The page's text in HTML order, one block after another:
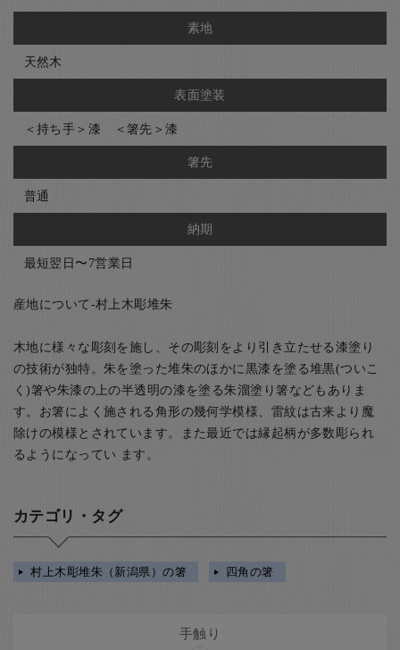
素地
天然木
表面塗装
＜持ち手＞漆 ＜箸先＞漆
箸先
普通
納期
最短翌日〜7営業日
産地について-村上木彫堆朱
木地に様々な彫刻を施し、その彫刻をより引き立たせる漆塗り
の技術が独特。朱を塗った堆朱のほかに黒漆を塗る堆黒(ついこ
く)箸や朱漆の上の半透明の漆を塗る朱溜塗り箸などもありま
す。お箸によく施される角形の幾何学模様、雷紋は古来より魔
除けの模様とされています。また最近では縁起柄が多数彫られ
るようになってい ます。
カテゴリ・タグ
村上木彫堆朱（新潟県）の箸 四角の箸